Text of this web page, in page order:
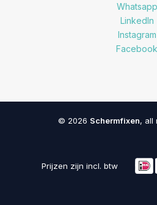
Whatsapp
LinkedIn
Instagram
Facebook
© 2026 Schermfixen, all
Prijzen zijn incl. btw